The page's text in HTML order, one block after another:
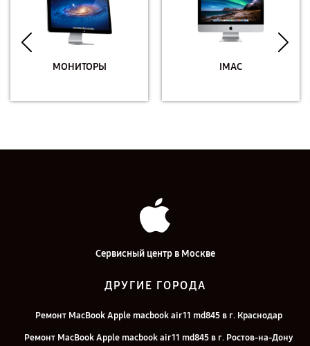
МОНИТОРЫ IMAC
Сервисный центр в Москве
ДРУГИЕ ГОРОДА
Ремонт MacBook Apple macbook air 11 md845 в г. Краснодар
Ремонт MacBook Apple macbook air 11 md845 в г. Ростов-на-Дону